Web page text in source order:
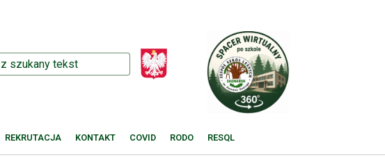
REKRUTACJA KONTAKT COVID RODO RESQL